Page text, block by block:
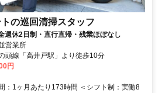
の巡回清掃スタッフ
週休2日制・直行直帰・残業ほぼなし
営業所
頭線「高井戸駅」より徒歩10分
円
：1ヶ月あたり173時間 ＜シフト制：実働8